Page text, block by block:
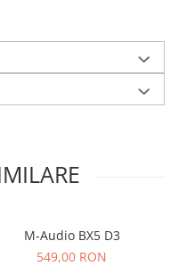
M-Audio BX5 D3
549,00 RON